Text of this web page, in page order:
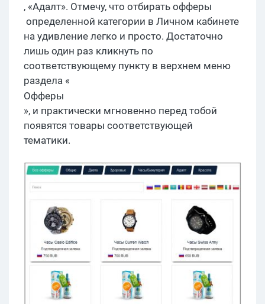
, «Адалт». Отмечу, что отбирать офферы
определенной категории в Личном кабинете
на удивление легко и просто. Достаточно
лишь один раз кликнуть по
соответствующему пункту в верхнем меню
раздела «
Офферы
», и практически мгновенно перед тобой
появятся товары соответствующей
тематики.